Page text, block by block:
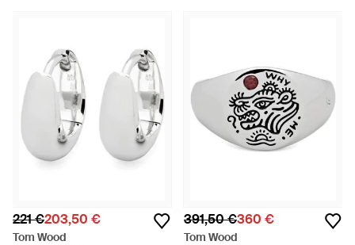
221 €203,50 €
Tom Wood
391,50 €360 €
Tom Wood